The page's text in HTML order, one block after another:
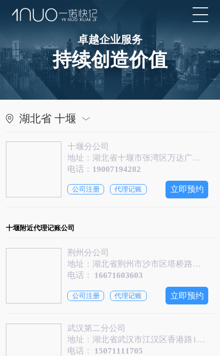
卓越企业服务
持续创造价值
湖北省 十堰
十堰分公司
地址：湖北省十堰市张湾区万达广场A座1547
电话： 19007194282
公司注册 代理记账 立即预约
十堰附近代理记账公司
荆州分公司
地址：湖北省荆州市沙市区塔桥路新天地写字楼A2栋1904
电话： 16671603603
公司注册 代理记账 立即预约
武汉第二分公司
地址：湖北省武汉市江汉区香港路193号中华城A写字楼栋/单元42层4201号-15
电话： 15071111705